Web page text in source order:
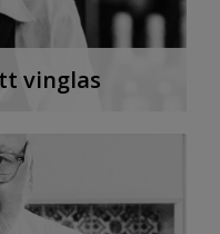
vinglas